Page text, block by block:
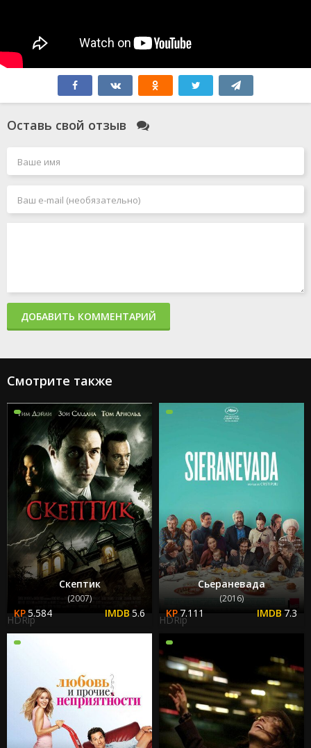
Оставь свой отзыв
ДОБАВИТЬ КОММЕНТАРИЙ
Смотрите также
Скептик
(2007)
5.584 5.6
HDRip
Сьераневада
(2016)
7.111 7.3
HDRip